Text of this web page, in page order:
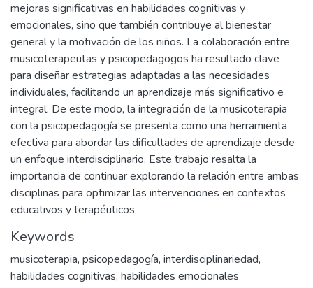
mejoras significativas en habilidades cognitivas y
emocionales, sino que también contribuye al bienestar
general y la motivación de los niños. La colaboración entre
musicoterapeutas y psicopedagogos ha resultado clave
para diseñar estrategias adaptadas a las necesidades
individuales, facilitando un aprendizaje más significativo e
integral. De este modo, la integración de la musicoterapia
con la psicopedagogía se presenta como una herramienta
efectiva para abordar las dificultades de aprendizaje desde
un enfoque interdisciplinario. Este trabajo resalta la
importancia de continuar explorando la relación entre ambas
disciplinas para optimizar las intervenciones en contextos
educativos y terapéuticos
Keywords
musicoterapia, psicopedagogía, interdisciplinariedad,
habilidades cognitivas, habilidades emocionales